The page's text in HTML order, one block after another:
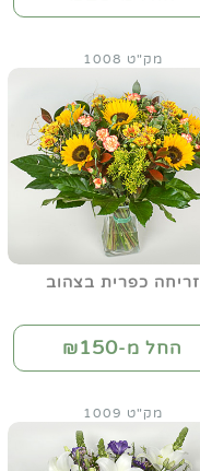
זריחה כפרית בצהוב
מק"ט 1008
החל מ-₪150
מק"ט 1009